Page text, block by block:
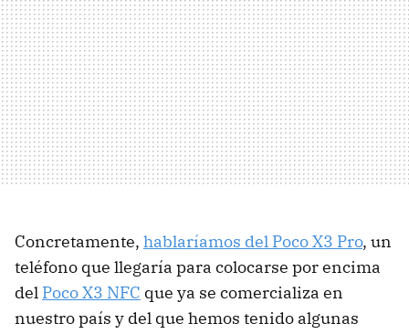
Concretamente, hablaríamos del Poco X3 Pro, un
teléfono que llegaría para colocarse por encima
del Poco X3 NFC que ya se comercializa en
nuestro país y del que hemos tenido algunas